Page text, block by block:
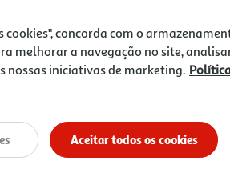
15% DESCONTO
De 5/8/2026 a 18/8/
Preço exclusivo para
aplicado já refletido
cookies", concorda com o
melhorar a navegação no site,
nossas iniciativas de marketing.
Aceitar todos os cookies